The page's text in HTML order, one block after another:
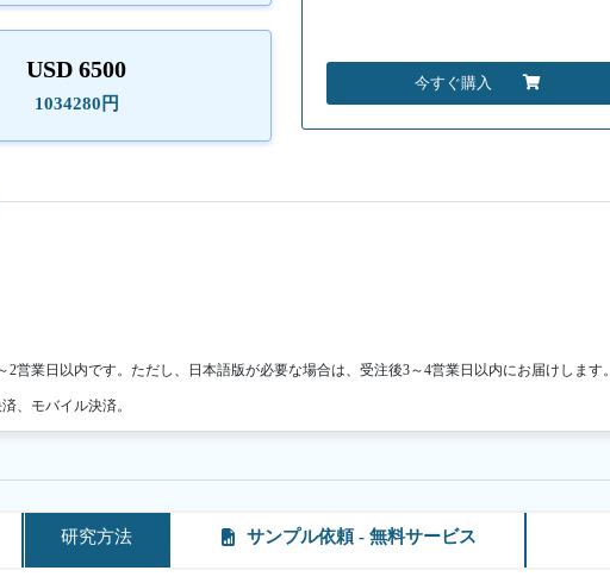
USD 6500
1034280円
今すぐ購入
営業日以内です。ただし、日本語版が必要な場合は、受注後3～4営業日以内にお届けします。
、モバイル決済。
研究方法 サンプル依頼 - 無料サービス